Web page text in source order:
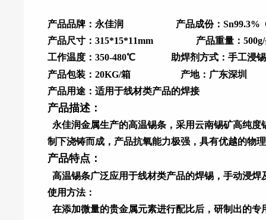
产品品牌 ： 永佳润 产品成份：Sn99.3%
产品尺寸 ：315*15*11mm 产品重量 ：
工作温度 ：350-480℃ 助焊剂方式 ：手工浸
产品包装 ：20KG/箱 产地：广东深圳
产品用途 ：适用于线材类产品的焊接
产品描述：
永佳润金属生产的高温锡条，采用云南锡矿高纯
制下浇铸而成，产品抗氧能力极强，具有优越的物
产品特点 ：
高温锡条广泛应用于线材类产品的焊锡， 手动浸焊
使用方法：
在添加微量的贵金属元素进行配比后，研制出的